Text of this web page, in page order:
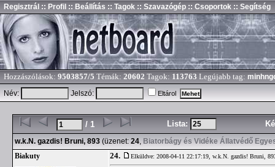
Regisztrál :: Profil :: Beállítás :: Tagok :: Szavazógép :: Csoportok :: Segítség
Hozzászólások: 9503857/5 Témák: 20602 Tagok: 113763 Legújabb tag:
Név:
Jelszó: Eltárol
/ 1 Lista:
w.k.N. gazdis! Bruni, 893 (üzenet: 24, Biatorbágy és Vidéke Állatvédő
Biakuty 24. Elküldve: 2008-04-11 22:17:19, w.k.N. gazdis! Bruni,